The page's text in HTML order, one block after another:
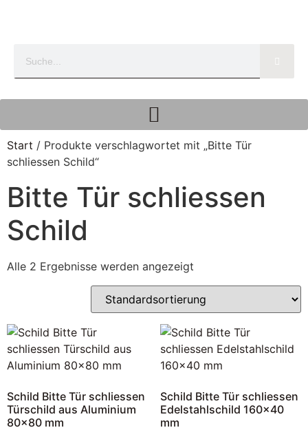
Start / Produkte verschlagwortet mit „Bitte Tür
schliessen Schild“
Bitte Tür schliessen
Schild
Alle 2 Ergebnisse werden angezeigt
Schild Bitte Tür schliessen
Türschild aus Aluminium
80×80 mm
Schild Bitte Tür schliessen
Edelstahlschild 160×40
mm